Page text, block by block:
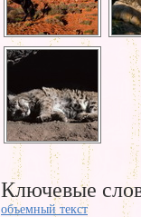
Ключевые
объемный текст